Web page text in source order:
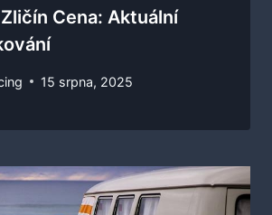
Cena: Aktuální
15 srpna, 2025